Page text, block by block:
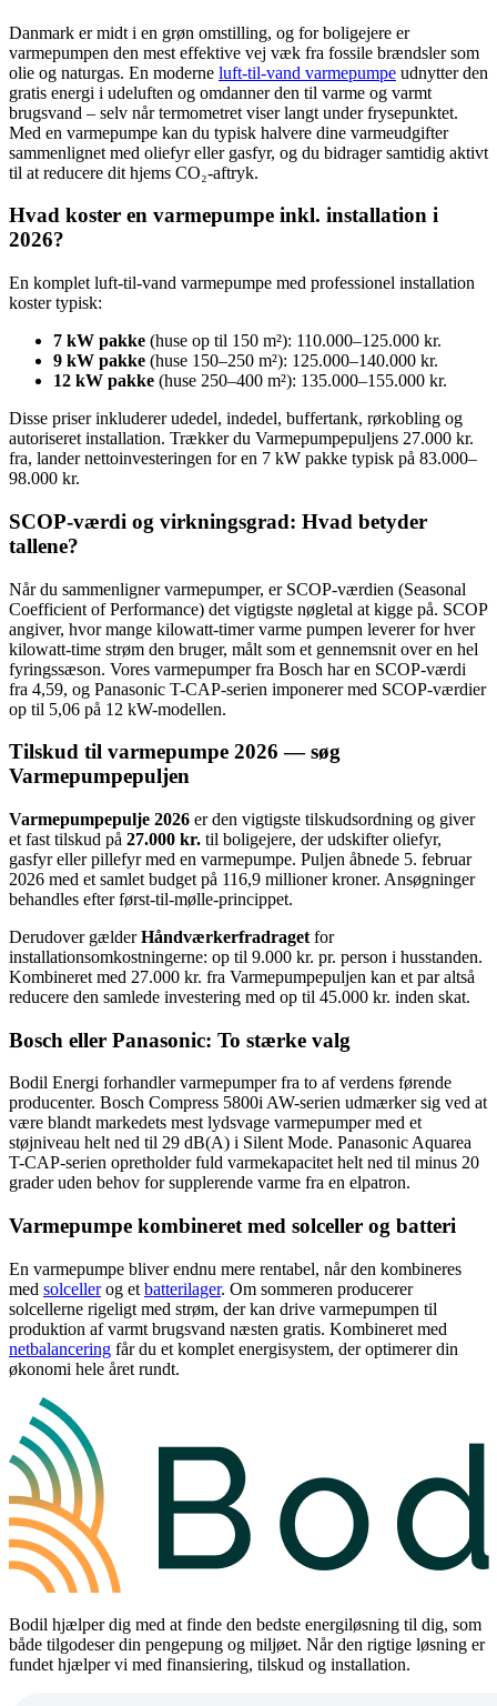
Danmark er midt i en grøn omstilling, og for boligejere er
varmepumpen den mest effektive vej væk fra fossile brændsler som
olie og naturgas. En moderne luft-til-vand varmepumpe udnytter den
gratis energi i udeluften og omdanner den til varme og varmt
brugsvand – selv når termometret viser langt under frysepunktet.
Med en varmepumpe kan du typisk halvere dine varmeudgifter
sammenlignet med oliefyr eller gasfyr, og du bidrager samtidig aktivt
til at reducere dit hjems CO₂-aftryk.
Hvad koster en varmepumpe inkl. installation i
2026?
En komplet luft-til-vand varmepumpe med professionel installation
koster typisk:
7 kW pakke (huse op til 150 m²): 110.000–125.000 kr.
9 kW pakke (huse 150–250 m²): 125.000–140.000 kr.
12 kW pakke (huse 250–400 m²): 135.000–155.000 kr.
Disse priser inkluderer udedel, indedel, buffertank, rørkobling og
autoriseret installation. Trækker du Varmepumpepuljens 27.000 kr.
fra, lander nettoinvesteringen for en 7 kW pakke typisk på 83.000–
98.000 kr.
SCOP-værdi og virkningsgrad: Hvad betyder
tallene?
Når du sammenligner varmepumper, er SCOP-værdien (Seasonal
Coefficient of Performance) det vigtigste nøgletal at kigge på. SCOP
angiver, hvor mange kilowatt-timer varme pumpen leverer for hver
kilowatt-time strøm den bruger, målt som et gennemsnit over en hel
fyringssæson. Vores varmepumper fra Bosch har en SCOP-værdi
fra 4,59, og Panasonic T-CAP-serien imponerer med SCOP-værdier
op til 5,06 på 12 kW-modellen.
Tilskud til varmepumpe 2026 — søg
Varmepumpepuljen
Varmepumpepulje 2026 er den vigtigste tilskudsordning og giver
et fast tilskud på 27.000 kr. til boligejere, der udskifter oliefyr,
gasfyr eller pillefyr med en varmepumpe. Puljen åbnede 5. februar
2026 med et samlet budget på 116,9 millioner kroner. Ansøgninger
behandles efter først-til-mølle-princippet.
Derudover gælderHåndværkerfradraget for
installationsomkostningerne: op til 9.000 kr. pr. person i husstanden.
Kombineret med 27.000 kr. fra Varmepumpepuljen kan et par altså
reducere den samlede investering med op til 45.000 kr. inden skat.
Bosch eller Panasonic: To stærke valg
Bodil Energi forhandler varmepumper fra to af verdens førende
producenter. Bosch Compress 5800i AW-serien udmærker sig ved at
være blandt markedets mest lydsvage varmepumper med et
støjniveau helt ned til 29 dB(A) i Silent Mode. Panasonic Aquarea
T-CAP-serien opretholder fuld varmekapacitet helt ned til minus 20
grader uden behov for supplerende varme fra en elpatron.
Varmepumpe kombineret med solceller og batteri
En varmepumpe bliver endnu mere rentabel, når den kombineres
med solceller og et batterilager. Om sommeren producerer
solcellerne rigeligt med strøm, der kan drive varmepumpen til
produktion af varmt brugsvand næsten gratis. Kombineret med
netbalancering får du et komplet energisystem, der optimerer din
økonomi hele året rundt.
Bodil hjælper dig med at finde den bedste energiløsning til dig, som
både tilgodeser din pengepung og miljøet. Når den rigtige løsning er
fundet hjælper vi med finansiering, tilskud og installation.